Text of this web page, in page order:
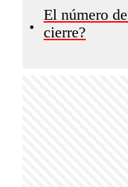
•
El número
cierre?